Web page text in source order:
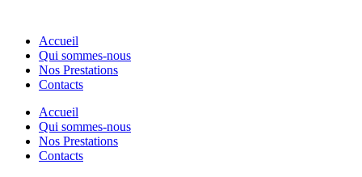
Accueil
Qui sommes-nous
Nos Prestations
Contacts
Accueil
Qui sommes-nous
Nos Prestations
Contacts